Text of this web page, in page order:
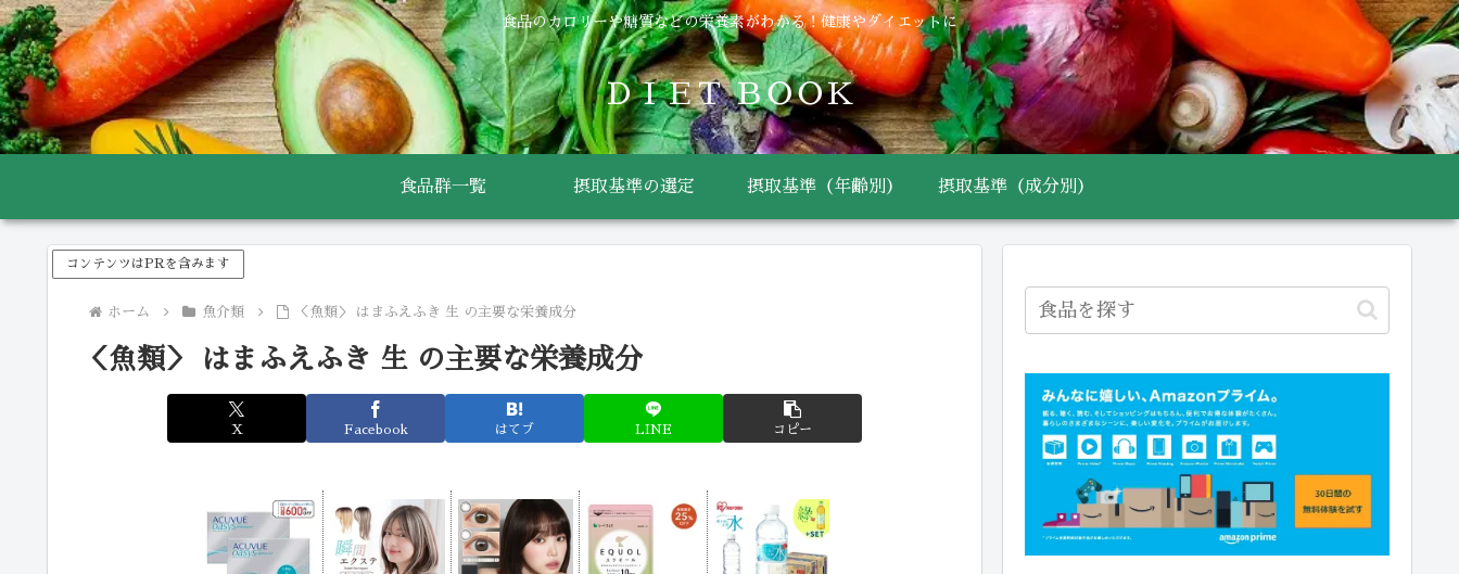
食品のカロリーや糖質などの栄養素がわかる！健康やダイエットに
ＤＩＥＴ ＢＯＯＫ
食品群一覧 摂取基準の選定 摂取基準（年齢別） 摂取基準（成分別）
コンテンツはPRを含みます
ホーム 魚介類 ＜魚類＞ はまふえふき 生 の主要な栄養成分
＜魚類＞ はまふえふき 生 の主要な栄養成分
X Facebook はてブ LINE コピー